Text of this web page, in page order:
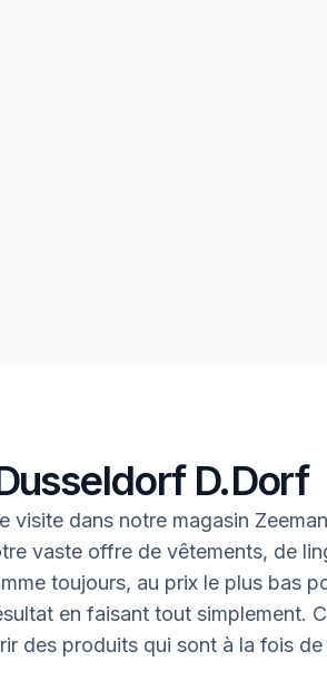
D.Dorf
visite dans notre magasin
vaste offre de vêtements, de
toujours, au prix le plus bas
en faisant tout simplement.
des produits qui sont à la fois